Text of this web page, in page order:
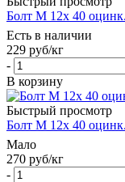
Болт М 12х 40
Есть в наличии
229 руб/кг
-
В корзину
Быстрый просмотр
Болт М 12х 40
Мало
270 руб/кг
-